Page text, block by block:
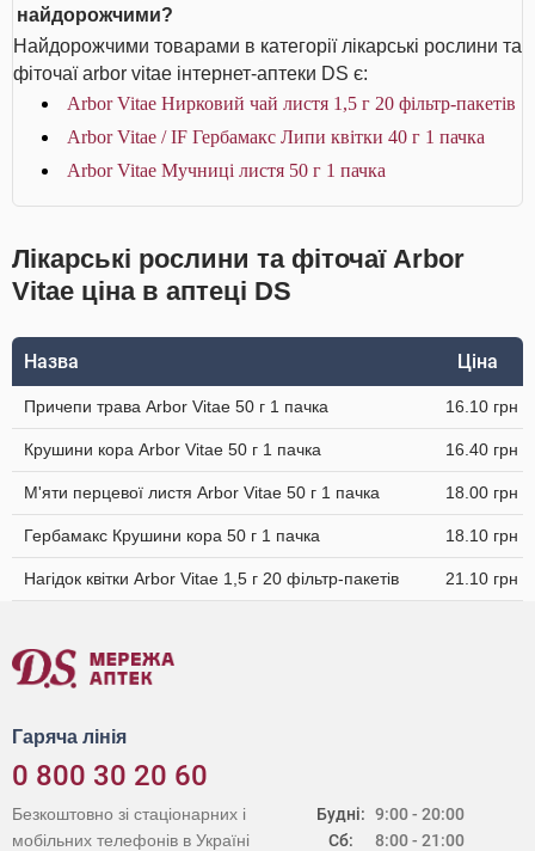
найдорожчими?
Найдорожчими товарами в категорії лікарські рослини та
фіточаї arbor vitae інтернет-аптеки DS є:
Arbor Vitae Нирковий чай листя 1,5 г 20 фільтр-пакетів
Arbor Vitae / IF Гербамакс Липи квітки 40 г 1 пачка
Arbor Vitae Мучниці листя 50 г 1 пачка
Лікарські рослини та фіточаї Arbor
Vitae ціна в аптеці DS
Назва Ціна
Причепи трава Arbor Vitae 50 г 1 пачка 16.10 грн
Крушини кора Arbor Vitae 50 г 1 пачка 16.40 грн
М'яти перцевої листя Arbor Vitae 50 г 1 пачка 18.00 грн
Гербамакс Крушини кора 50 г 1 пачка 18.10 грн
Нагідок квітки Arbor Vitae 1,5 г 20 фільтр-пакетів 21.10 грн
Гаряча лінія
0 800 30 20 60
Будні:
Сб:
9:00 - 20:00
8:00 - 21:00
Безкоштовно зі стаціонарних і
мобільних телефонів в Україні